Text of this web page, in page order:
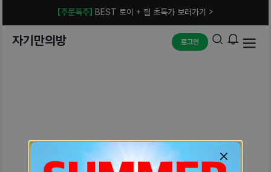
[주문폭주] BEST 토이 + 젤 초특가 보러가기 >
자기만의방 로그인